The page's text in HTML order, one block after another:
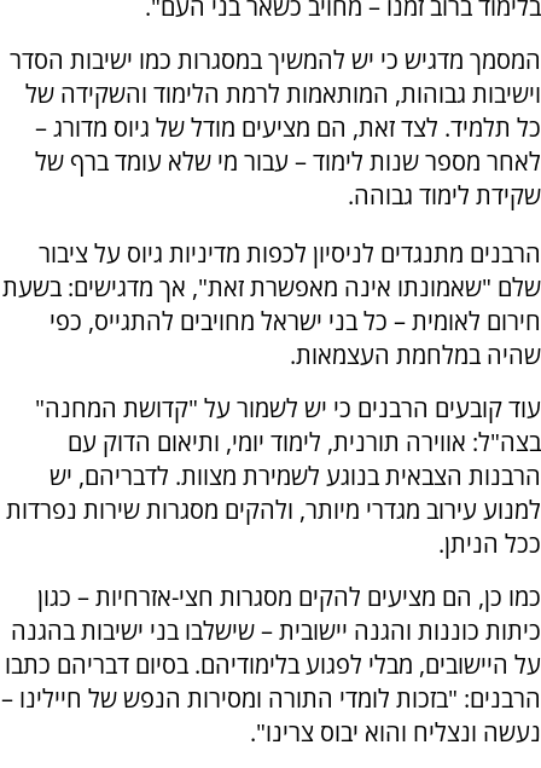
בלימוד ברוב זמנו – מחויב כשאר בני העם".
המסמך מדגיש כי יש להמשיך במסגרות כמו ישיבות הסדר
וישיבות גבוהות, המותאמות לרמת הלימוד והשקידה של
כל תלמיד. לצד זאת, הם מציעים מודל של גיוס מדורג –
לאחר מספר שנות לימוד – עבור מי שלא עומד ברף של
שקידת לימוד גבוהה.
הרבנים מתנגדים לניסיון לכפות מדיניות גיוס על ציבור
שלם "שאמונתו אינה מאפשרת זאת", אך מדגישים: בשעת
חירום לאומית – כל בני ישראל מחויבים להתגייס, כפי
שהיה במלחמת העצמאות.
עוד קובעים הרבנים כי יש לשמור על "קדושת המחנה"
בצה"ל: אווירה תורנית, לימוד יומי, ותיאום הדוק עם
הרבנות הצבאית בנוגע לשמירת מצוות. לדבריהם, יש
למנוע עירוב מגדרי מיותר, ולהקים מסגרות שירות נפרדות
ככל הניתן.
כמו כן, הם מציעים להקים מסגרות חצי-אזרחיות – כגון
כיתות כוננות והגנה יישובית – שישלבו בני ישיבות בהגנה
על היישובים, מבלי לפגוע בלימודיהם. בסיום דבריהם כתבו
הרבנים: "בזכות לומדי התורה ומסירות הנפש של חיילינו –
נעשה ונצליח והוא יבוס צרינו".